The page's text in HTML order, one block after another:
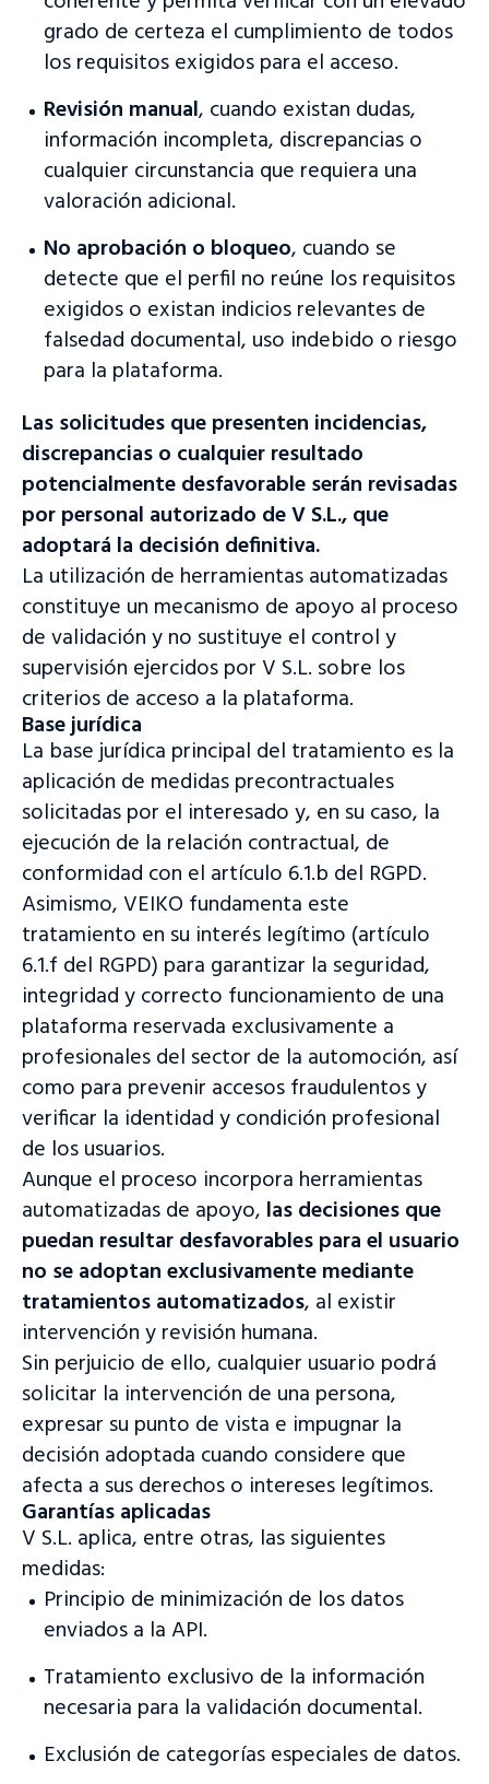
grado de certeza el cumplimiento de todos
los requisitos exigidos para el acceso.
Revisión manual, cuando existan dudas,
información incompleta, discrepancias o
cualquier circunstancia que requiera una
valoración adicional.
No aprobación o bloqueo, cuando se
detecte que el perfil no reúne los requisitos
exigidos o existan indicios relevantes de
falsedad documental, uso indebido o riesgo
para la plataforma.
Las solicitudes que presenten incidencias,
discrepancias o cualquier resultado
potencialmente desfavorable serán revisadas
por personal autorizado de V S.L., que
adoptará la decisión definitiva.
La utilización de herramientas automatizadas
constituye un mecanismo de apoyo al proceso
de validación y no sustituye el control y
supervisión ejercidos por V S.L. sobre los
criterios de acceso a la plataforma.
Base jurídica
La base jurídica principal del tratamiento es la
aplicación de medidas precontractuales
solicitadas por el interesado y, en su caso, la
ejecución de la relación contractual, de
conformidad con el artículo 6.1.b del RGPD.
Asimismo, VEIKO fundamenta este
tratamiento en su interés legítimo (artículo
6.1.f del RGPD) para garantizar la seguridad,
integridad y correcto funcionamiento de una
plataforma reservada exclusivamente a
profesionales del sector de la automoción, así
como para prevenir accesos fraudulentos y
verificar la identidad y condición profesional
de los usuarios.
Aunque el proceso incorpora herramientas
automatizadas de apoyo, las decisiones que
puedan resultar desfavorables para el usuario
no se adoptan exclusivamente mediante
tratamientos automatizados, al existir
intervención y revisión humana.
Sin perjuicio de ello, cualquier usuario podrá
solicitar la intervención de una persona,
expresar su punto de vista e impugnar la
decisión adoptada cuando considere que
afecta a sus derechos o intereses legítimos.
Garantías aplicadas
V S.L. aplica, entre otras, las siguientes
medidas:
Principio de minimización de los datos
enviados a la API.
Tratamiento exclusivo de la información
necesaria para la validación documental.
Exclusión de categorías especiales de datos.